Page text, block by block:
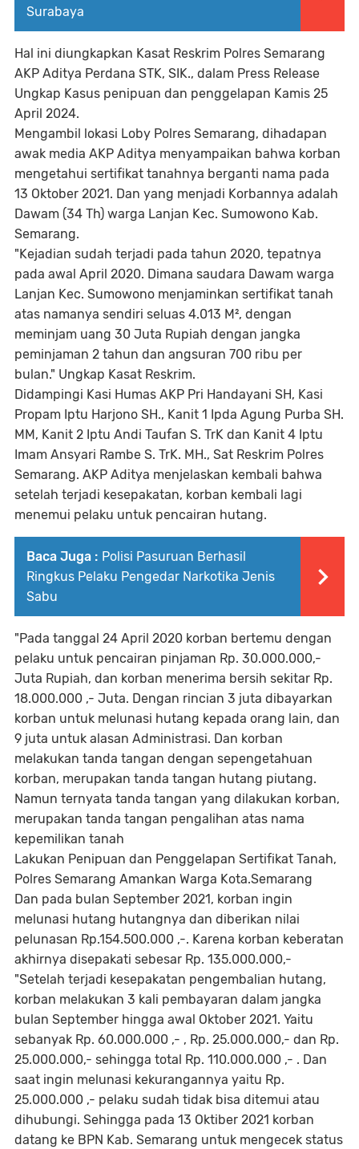
Surabaya
Hal ini diungkapkan Kasat Reskrim Polres Semarang
AKP Aditya Perdana STK, SIK., dalam Press Release
Ungkap Kasus penipuan dan penggelapan Kamis 25
April 2024.
Mengambil lokasi Loby Polres Semarang, dihadapan
awak media AKP Aditya menyampaikan bahwa korban
mengetahui sertifikat tanahnya berganti nama pada
13 Oktober 2021. Dan yang menjadi Korbannya adalah
Dawam (34 Th) warga Lanjan Kec. Sumowono Kab.
Semarang.
"Kejadian sudah terjadi pada tahun 2020, tepatnya
pada awal April 2020. Dimana saudara Dawam warga
Lanjan Kec. Sumowono menjaminkan sertifikat tanah
atas namanya sendiri seluas 4.013 M², dengan
meminjam uang 30 Juta Rupiah dengan jangka
peminjaman 2 tahun dan angsuran 700 ribu per
bulan." Ungkap Kasat Reskrim.
Didampingi Kasi Humas AKP Pri Handayani SH, Kasi
Propam Iptu Harjono SH., Kanit 1 Ipda Agung Purba SH.
MM, Kanit 2 Iptu Andi Taufan S. TrK dan Kanit 4 Iptu
Imam Ansyari Rambe S. TrK. MH., Sat Reskrim Polres
Semarang. AKP Aditya menjelaskan kembali bahwa
setelah terjadi kesepakatan, korban kembali lagi
menemui pelaku untuk pencairan hutang.
Baca Juga : Polisi Pasuruan Berhasil
Ringkus Pelaku Pengedar Narkotika Jenis
Sabu
"Pada tanggal 24 April 2020 korban bertemu dengan
pelaku untuk pencairan pinjaman Rp. 30.000.000,-
Juta Rupiah, dan korban menerima bersih sekitar Rp.
18.000.000 ,- Juta. Dengan rincian 3 juta dibayarkan
korban untuk melunasi hutang kepada orang lain, dan
9 juta untuk alasan Administrasi. Dan korban
melakukan tanda tangan dengan sepengetahuan
korban, merupakan tanda tangan hutang piutang.
Namun ternyata tanda tangan yang dilakukan korban,
merupakan tanda tangan pengalihan atas nama
kepemilikan tanah
Lakukan Penipuan dan Penggelapan Sertifikat Tanah,
Polres Semarang Amankan Warga Kota.Semarang
Dan pada bulan September 2021, korban ingin
melunasi hutang hutangnya dan diberikan nilai
pelunasan Rp.154.500.000 ,-. Karena korban keberatan
akhirnya disepakati sebesar Rp. 135.000.000,-
"Setelah terjadi kesepakatan pengembalian hutang,
korban melakukan 3 kali pembayaran dalam jangka
bulan September hingga awal Oktober 2021. Yaitu
sebanyak Rp. 60.000.000 ,- , Rp. 25.000.000,- dan Rp.
25.000.000,- sehingga total Rp. 110.000.000 ,- . Dan
saat ingin melunasi kekurangannya yaitu Rp.
25.000.000 ,- pelaku sudah tidak bisa ditemui atau
dihubungi. Sehingga pada 13 Oktiber 2021 korban
datang ke BPN Kab. Semarang untuk mengecek status